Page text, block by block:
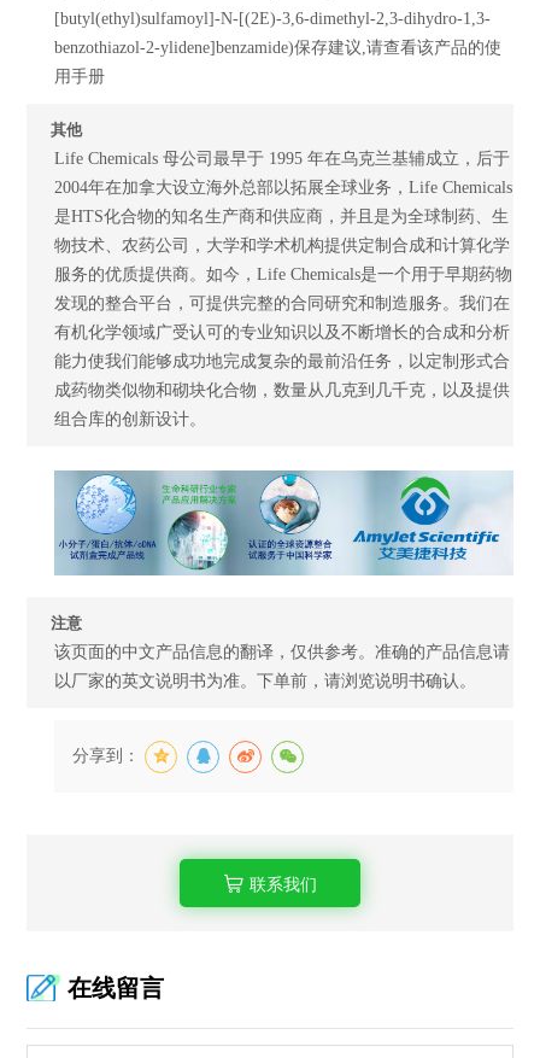
[butyl(ethyl)sulfamoyl]-N-[(2E)-3,6-dimethyl-2,3-dihydro-1,3-
benzothiazol-2-ylidene]benzamide)保存建议,请查看该产品的使
用手册
其他
Life Chemicals 母公司最早于 1995 年在乌克兰基辅成立，后于
2004年在加拿大设立海外总部以拓展全球业务，Life Chemicals
是HTS化合物的知名生产商和供应商，并且是为全球制药、生
物技术、农药公司，大学和学术机构提供定制合成和计算化学
服务的优质提供商。如今，Life Chemicals是一个用于早期药物
发现的整合平台，可提供完整的合同研究和制造服务。我们在
有机化学领域广受认可的专业知识以及不断增长的合成和分析
能力使我们能够成功地完成复杂的最前沿任务，以定制形式合
成药物类似物和砌块化合物，数量从几克到几千克，以及提供
组合库的创新设计。
注意
该页面的中文产品信息的翻译，仅供参考。准确的产品信息请
以厂家的英文说明书为准。下单前，请浏览说明书确认。
分享到：
联系我们
在线留言